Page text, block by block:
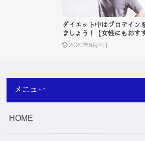
ダイエット中はプロテイン
ましょう！【女性にもおす
2020年9月8日
メニュー
HOME